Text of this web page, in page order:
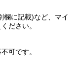
欄に記載)など、マイ
ださい。
可です。